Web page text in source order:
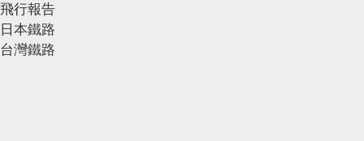
飛行報告
日本鐵路
台灣鐵路